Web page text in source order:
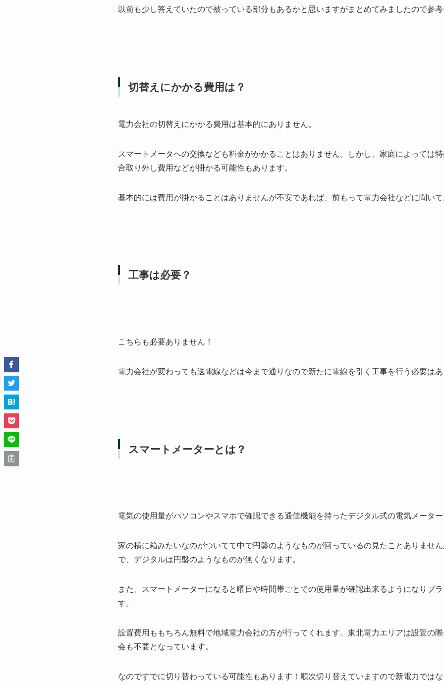
以前も少し答えていたので被っている部分もあるかと思いますがまとめてみましたので参
切替えにかかる費用は？
電力会社の切替えにかかる費用は基本的にありません。
スマートメータへの交換なども料金がかかることはありません。しかし、家庭によっては
合取り外し費用などが掛かる可能性もあります。
基本的には費用が掛かることはありませんが不安であれば、前もって電力会社などに聞いて
工事は必要？
こちらも必要ありません！
電力会社が変わっても送電線などは今まで通りなので新たに電線を引く工事を行う必要はあ
スマートメーターとは？
電気の使用量がパソコンやスマホで確認できる通信機能を持ったデジタル式の電気メーター
家の横に箱みたいなのがついてて中で円盤のようなものが回っているの見たことありませ
で、デジタルは円盤のようなものが無くなります。
また、スマートメーターになると曜日や時間帯ごとでの使用量が確認出来るようになりプ
す。
設置費用ももちろん無料で地域電力会社の方が行ってくれます。東北電力エリアは設置の
会も不要となっています。
なのですでに切り替わっている可能性もあります！順次切り替えていますので新電力では